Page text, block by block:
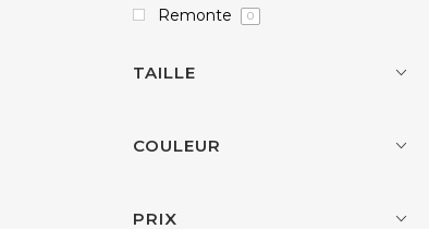
Remonte 0
Rohde
Sinapsi
Wonders
TAILLE
COULEUR
PRIX